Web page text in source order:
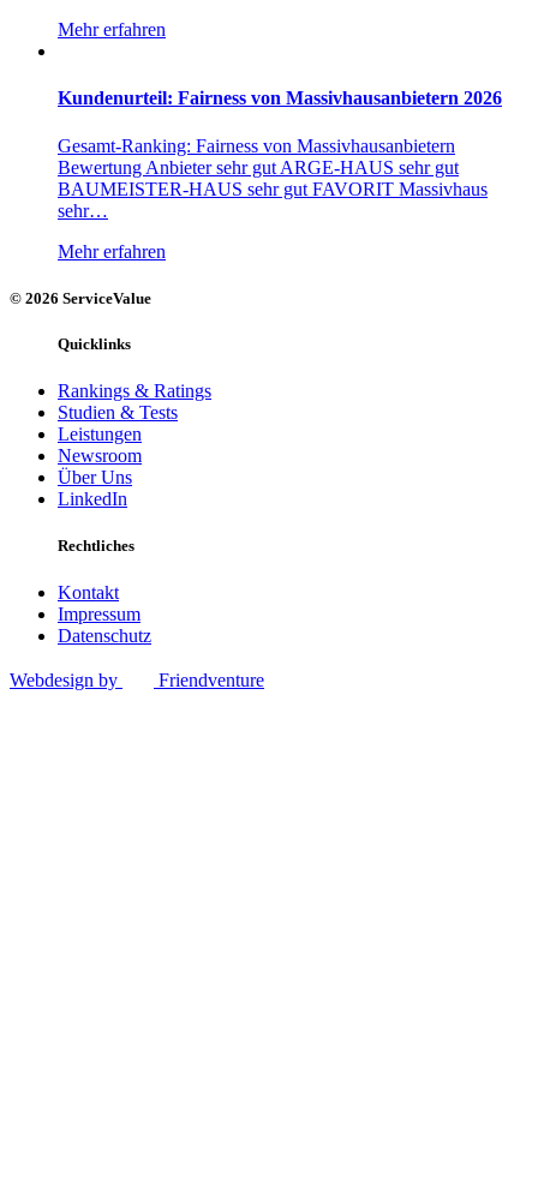
Mehr erfahren
Kundenurteil: Fairness von Massivhausanbietern 2026
Gesamt-Ranking: Fairness von Massivhausanbietern
Bewertung Anbieter sehr gut ARGE-HAUS sehr gut
BAUMEISTER-HAUS sehr gut FAVORIT Massivhaus
sehr…
Mehr erfahren
© 2026 ServiceValue
Quicklinks
Rankings & Ratings
Studien & Tests
Leistungen
Newsroom
Über Uns
LinkedIn
Rechtliches
Kontakt
Impressum
Datenschutz
Webdesign by Friendventure